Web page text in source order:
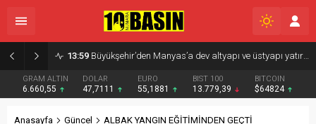
13:59 Büyükşehir’den Manyas’a dev altyapı ve üstyapı yatırımı
GRAM ALTIN
6.660,55
DOLAR
47,7111
EURO
55,1881
BIST 100
13.779,39
BITCOIN
$64824
Anasayfa Güncel ALBAK YANGIN EĞİTİMİNDEN GEÇTİ